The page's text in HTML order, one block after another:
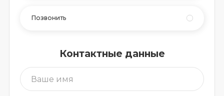
Позвонить
Контактные данные